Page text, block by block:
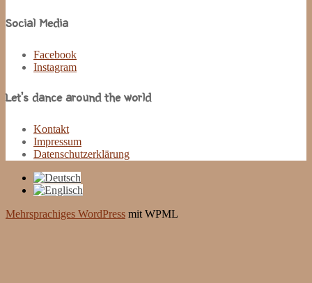
Social Media
Facebook
Instagram
Let’s dance around the world
Kontakt
Impressum
Datenschutzerklärung
Mehrsprachiges WordPress mit WPML